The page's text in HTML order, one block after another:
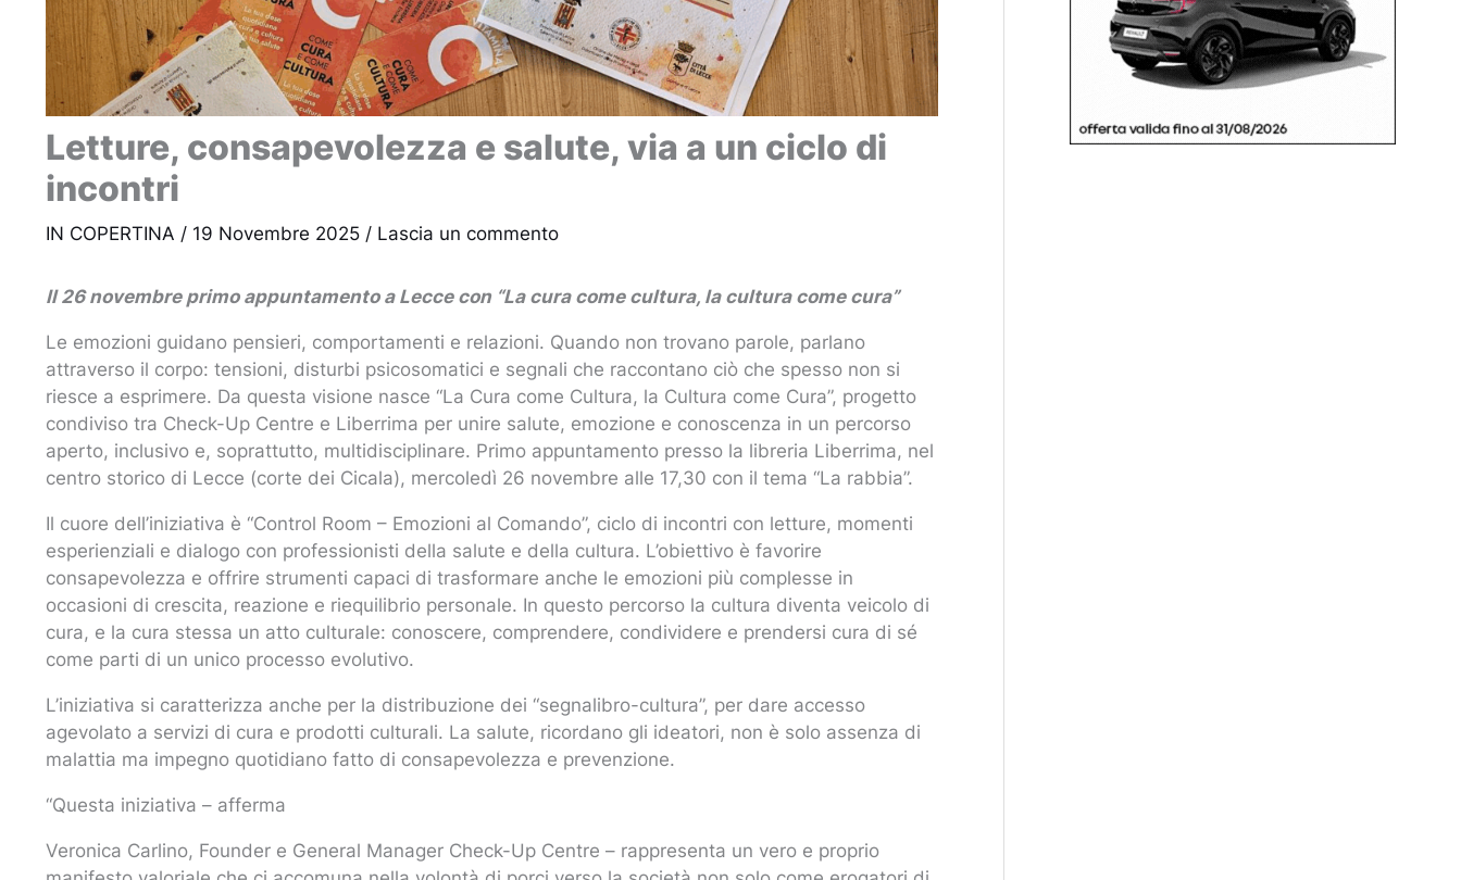
Letture, consapevolezza e salute, via a un ciclo di
incontri
IN COPERTINA / 19 Novembre 2025 / Lascia un commento
Il 26 novembre primo appuntamento a Lecce con “La cura come cultura, la cultura come cura”
Le emozioni guidano pensieri, comportamenti e relazioni. Quando non trovano parole, parlano
attraverso il corpo: tensioni, disturbi psicosomatici e segnali che raccontano ciò che spesso non si
riesce a esprimere. Da questa visione nasce “La Cura come Cultura, la Cultura come Cura”, progetto
condiviso tra Check-Up Centre e Liberrima per unire salute, emozione e conoscenza in un percorso
aperto, inclusivo e, soprattutto, multidisciplinare. Primo appuntamento presso la libreria Liberrima, nel
centro storico di Lecce (corte dei Cicala), mercoledì 26 novembre alle 17,30 con il tema “La rabbia”.
Il cuore dell’iniziativa è “Control Room – Emozioni al Comando”, ciclo di incontri con letture, momenti
esperienziali e dialogo con professionisti della salute e della cultura. L’obiettivo è favorire
consapevolezza e offrire strumenti capaci di trasformare anche le emozioni più complesse in
occasioni di crescita, reazione e riequilibrio personale. In questo percorso la cultura diventa veicolo di
cura, e la cura stessa un atto culturale: conoscere, comprendere, condividere e prendersi cura di sé
come parti di un unico processo evolutivo.
L’iniziativa si caratterizza anche per la distribuzione dei “segnalibro-cultura”, per dare accesso
agevolato a servizi di cura e prodotti culturali. La salute, ricordano gli ideatori, non è solo assenza di
malattia ma impegno quotidiano fatto di consapevolezza e prevenzione.
“Questa iniziativa – afferma
Veronica Carlino, Founder e General Manager Check-Up Centre – rappresenta un vero e proprio